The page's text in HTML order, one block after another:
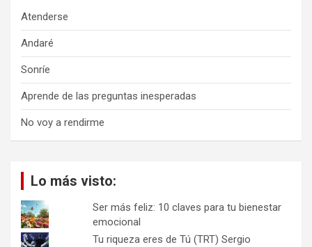
Atenderse
Andaré
Sonríe
Aprende de las preguntas inesperadas
No voy a rendirme
Lo más visto:
Ser más feliz: 10 claves para tu bienestar
emocional
Tu riqueza eres de Tú (TRT) Sergio